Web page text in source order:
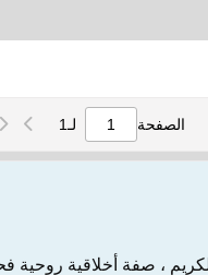
الصفحة لـ1
الكريم ، صفة أخلاقية